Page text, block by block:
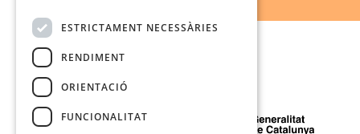
Amb el suport de
ESTRICTAMENT NECESSÀRIES
RENDIMENT
ORIENTACIÓ
FUNCIONALITAT